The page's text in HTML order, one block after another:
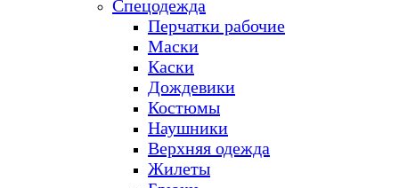
Спецодежда
Перчатки рабочие
Маски
Каски
Дождевики
Костюмы
Наушники
Верхняя одежда
Жилеты